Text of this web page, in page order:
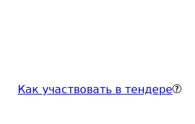
Как участвовать в тендере